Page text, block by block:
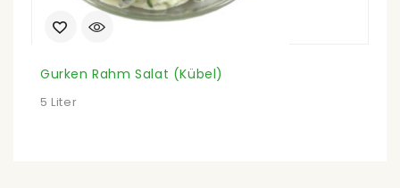
Gurken Rahm Salat (Kübel)
5 Liter